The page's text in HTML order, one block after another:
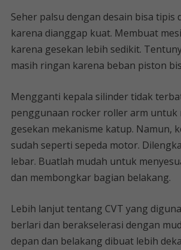
Seher palsu dengan desain bisa tipis
karena dianggap kuat. Membuat
karena gesekan lebih sedikit.
masih ringan karena beban piston
Mengganti kepala silinder tidak
penggunaan rocker roller arm untuk
gesekan mekanisme katup. Namun,
sudah seperti sepeda motor.
lebar. Buatlah mudah untuk
dan membongkar bagian belakang.
Lebih lanjut tentang CVT yang
berlari dan berakselerasi dengan
depan dan belakang dibuat lebih